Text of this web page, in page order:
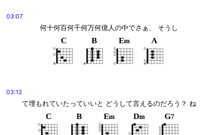
03:07
何十何百何千何万何億人の中でさぁ、 そうし
C B Em A
03:12
て埋もれていたっていいと どうして言えるのだろう？ ね
C B Em Dm G7